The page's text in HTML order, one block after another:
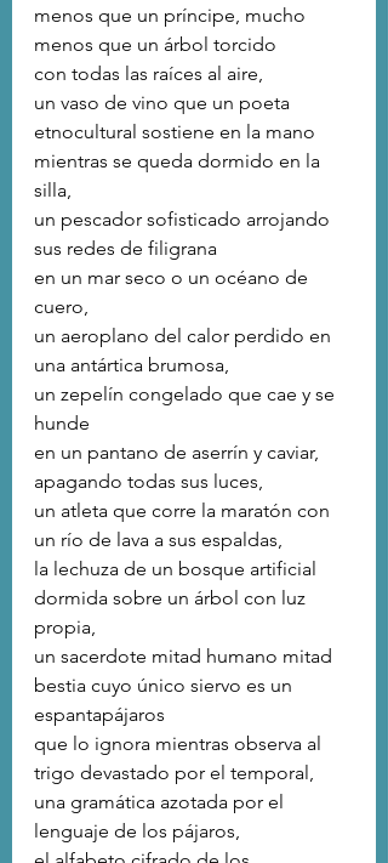
menos que un príncipe, mucho
menos que un árbol torcido
con todas las raíces al aire,
un vaso de vino que un poeta
etnocultural sostiene en la mano
mientras se queda dormido en la
silla,
un pescador sofisticado arrojando
sus redes de filigrana
en un mar seco o un océano de
cuero,
un aeroplano del calor perdido en
una antártica brumosa,
un zepelín congelado que cae y se
hunde
en un pantano de aserrín y caviar,
apagando todas sus luces,
un atleta que corre la maratón con
un río de lava a sus espaldas,
la lechuza de un bosque artificial
dormida sobre un árbol con luz
propia,
un sacerdote mitad humano mitad
bestia cuyo único siervo es un
espantapájaros
que lo ignora mientras observa al
trigo devastado por el temporal,
una gramática azotada por el
lenguaje de los pájaros,